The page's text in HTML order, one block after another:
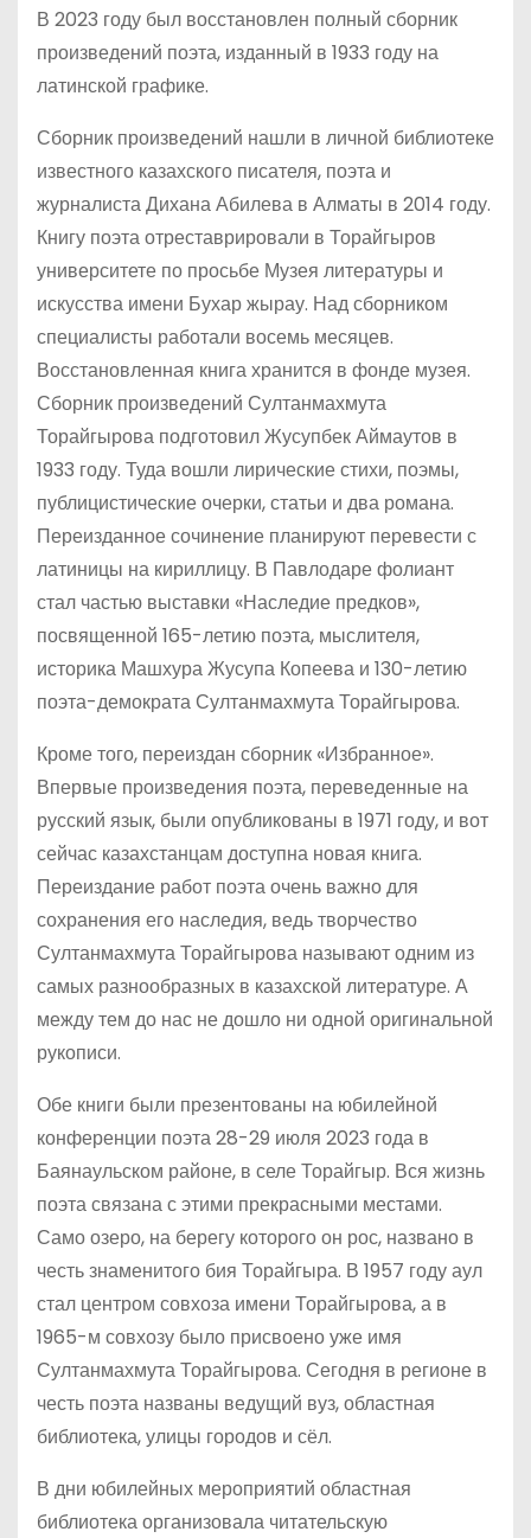
В 2023 году был восстановлен полный сборник
произведений поэта, изданный в 1933 году на
латинской графике.
Сборник произведений нашли в личной библиотеке
известного казахского писателя, поэта и
журналиста Дихана Абилева в Алматы в 2014 году.
Книгу поэта отреставрировали в Торайгыров
университете по просьбе Музея литературы и
искусства имени Бухар жырау. Над сборником
специалисты работали восемь месяцев.
Восстановленная книга хранится в фонде музея.
Сборник произведений Султанмахмута
Торайгырова подготовил Жусупбек Аймаутов в
1933 году. Туда вошли лирические стихи, поэмы,
публицистические очерки, статьи и два романа.
Переизданное сочинение планируют перевести с
латиницы на кириллицу. В Павлодаре фолиант
стал частью выставки «Наследие предков»,
посвященной 165-летию поэта, мыслителя,
историка Машхура Жусупа Копеева и 130-летию
поэта-демократа Султанмахмута Торайгырова.
Кроме того, переиздан сборник «Избранное».
Впервые произведения поэта, переведенные на
русский язык, были опубликованы в 1971 году, и вот
сейчас казахстанцам доступна новая книга.
Переиздание работ поэта очень важно для
сохранения его наследия, ведь творчество
Султанмахмута Торайгырова называют одним из
самых разнообразных в казахской литературе. А
между тем до нас не дошло ни одной оригинальной
рукописи.
Обе книги были презентованы на юбилейной
конференции поэта 28-29 июля 2023 года в
Баянаульском районе, в селе Торайгыр. Вся жизнь
поэта связана с этими прекрасными местами.
Само озеро, на берегу которого он рос, названо в
честь знаменитого бия Торайгыра. В 1957 году аул
стал центром совхоза имени Торайгырова, а в
1965-м совхозу было присвоено уже имя
Султанмахмута Торайгырова. Сегодня в регионе в
честь поэта названы ведущий вуз, областная
библиотека, улицы городов и сёл.
В дни юбилейных мероприятий областная
библиотека организовала читательскую